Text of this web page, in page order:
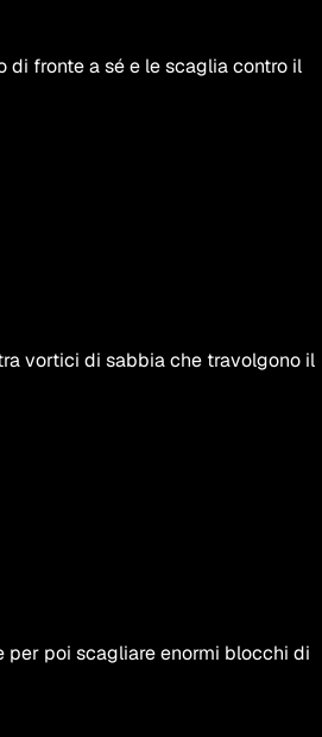
di fronte a sé e le scaglia contro il
vortici di sabbia che travolgono il
per poi scagliare enormi blocchi di